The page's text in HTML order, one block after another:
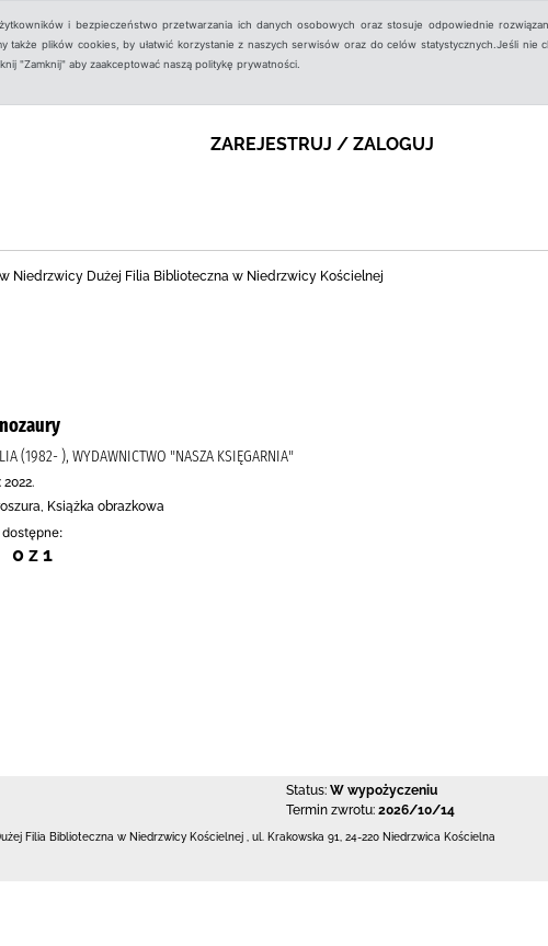
i bezpieczeństwo przetwarzania ich danych osobowych oraz stosuje odpowiednie
także plików cookies, by ułatwić korzystanie z naszych serwisów oraz do celów statystycznych.Jeśli nie
"Zamknij" aby zaakceptować naszą politykę prywatności.
ZAREJESTRUJ / ZALOGUJ
Niedrzwicy Dużej Filia Biblioteczna w Niedrzwicy Kościelnej
(1982- ), WYDAWNICTWO "NASZA KSIĘGARNIA"
Książka obrazkowa
dostępne:
0 z 1
Status: W wypożyczeniu
Termin zwrotu: 2026/10/14
Filia Biblioteczna w Niedrzwicy Kościelnej ul. Krakowska 91 24-220 Niedrzwica Kościelna